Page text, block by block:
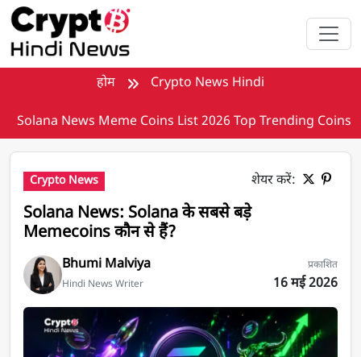
मुख्य सामग्री पर जाएँ
होम Crypto News Hindi
Solana News Meme Coins List 2026 Top Trending Coins
Crypto News शेयर करें:
Solana News: Solana के सबसे बड़े
Memecoins कौन से हैं?
Bhumi Malviya
Hindi News Writer
प्रकाशित
16 मई 2026
Solana News: Solana के सबसे बड़े Memecoins कौन से हैं?